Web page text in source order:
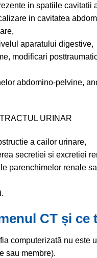
in spatiile
in cavitatea
aparatului digestive,
modificari
abdomino-pelvine,
URINAR
a cailor urinare,
secretiei si excretiei
parenchimelor renale
CT și
computerizată nu
sau membre).